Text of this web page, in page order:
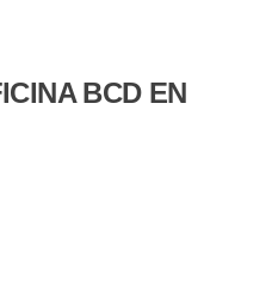
BCD EN